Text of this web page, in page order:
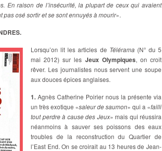
En raison de l’insécurité, la plupart de ceux qui avaient
pas osé sortir et se sont ennuyés à mourir».
Lorsqu’on lit les articles de Télérama(N° du 5
mai 2012) sur les Jeux Olympiques, on croit
rêver. Les journalistes nous servent une soupe
aux douces épices anglaises.
1. Agnès Catherine Poirier nous la présente via
un très exotique «saleur de saumon» qui a «failli
tout perdre à cause des Jeux» mais qui réussira
néanmoins à sauver ses poissons des eaux
troubles de la reconstruction du Quartier de
l’East End. On se croirait au 13 heures de Jean-